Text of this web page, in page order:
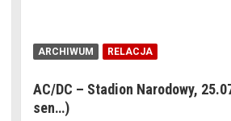
ARCHIWUM RELACJA
AC/DC – Stadion Narodowy,
sen…)